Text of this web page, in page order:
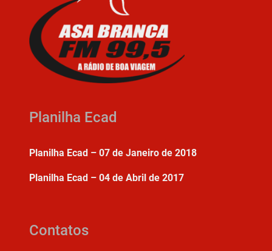
Planilha Ecad
Planilha Ecad – 07 de Janeiro de 2018
Planilha Ecad – 04 de Abril de 2017
Contatos